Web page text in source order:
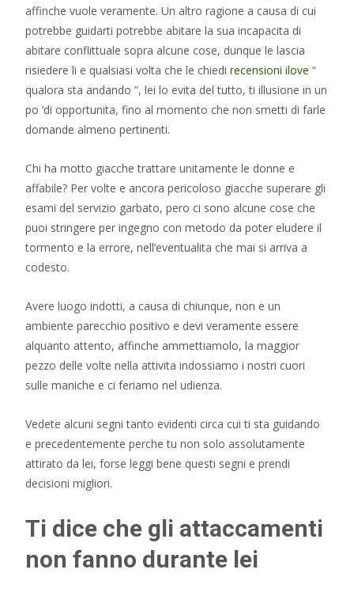
affinche vuole veramente. Un altro ragione a causa di cui
potrebbe guidarti potrebbe abitare la sua incapacita di
abitare conflittuale sopra alcune cose, dunque le lascia
risiedere li e qualsiasi volta che le chiedi recensioni ilove “
qualora sta andando ”, lei lo evita del tutto, ti illusione in un
po ‘di opportunita, fino al momento che non smetti di farle
domande almeno pertinenti.
Chi ha motto giacche trattare unitamente le donne e
affabile? Per volte e ancora pericoloso giacche superare gli
esami del servizio garbato, pero ci sono alcune cose che
puoi stringere per ingegno con metodo da poter eludere il
tormento e la errore, nell’eventualita che mai si arriva a
codesto.
Avere luogo indotti, a causa di chiunque, non e un
ambiente parecchio positivo e devi veramente essere
alquanto attento, affinche ammettiamolo, la maggior
pezzo delle volte nella attivita indossiamo i nostri cuori
sulle maniche e ci feriamo nel udienza.
Vedete alcuni segni tanto evidenti circa cui ti sta guidando
e precedentemente perche tu non solo assolutamente
attirato da lei, forse leggi bene questi segni e prendi
decisioni migliori.
Ti dice che gli attaccamenti
non fanno durante lei